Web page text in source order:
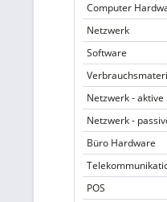
Computer
Netzwerk
Software
Netzwerk -
Netzwerk -
Büro Hardware
POS